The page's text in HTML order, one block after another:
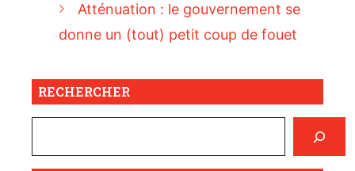
Atténuation : le gouvernement se
donne un (tout) petit coup de fouet
RECHERCHER